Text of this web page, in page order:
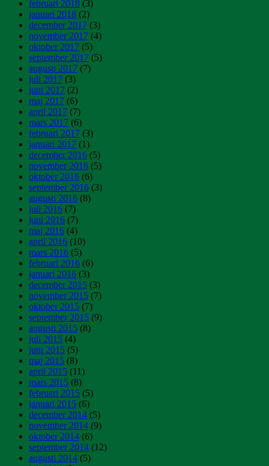
februari 2018 (3)
januari 2018 (2)
december 2017 (3)
november 2017 (4)
oktober 2017 (5)
september 2017 (5)
augusti 2017 (7)
juli 2017 (3)
juni 2017 (2)
maj 2017 (6)
april 2017 (7)
mars 2017 (6)
februari 2017 (3)
januari 2017 (1)
december 2016 (5)
november 2016 (5)
oktober 2016 (6)
september 2016 (3)
augusti 2016 (8)
juli 2016 (7)
juni 2016 (7)
maj 2016 (4)
april 2016 (10)
mars 2016 (5)
februari 2016 (6)
januari 2016 (3)
december 2015 (3)
november 2015 (7)
oktober 2015 (7)
september 2015 (9)
augusti 2015 (8)
juli 2015 (4)
juni 2015 (5)
maj 2015 (8)
april 2015 (11)
mars 2015 (8)
februari 2015 (5)
januari 2015 (6)
december 2014 (5)
november 2014 (9)
oktober 2014 (6)
september 2014 (12)
augusti 2014 (5)